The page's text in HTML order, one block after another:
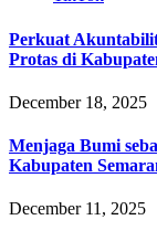
Perkuat
Protas di
December 18, 2025
Menjaga Bumi
Kabupaten
December 11, 2025